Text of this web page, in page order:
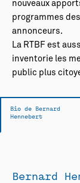
nouveaux
programmes
annonceurs.
La RTBF est
inventorie les
public plus
Bio de Bernard
Hennebert
Bernard